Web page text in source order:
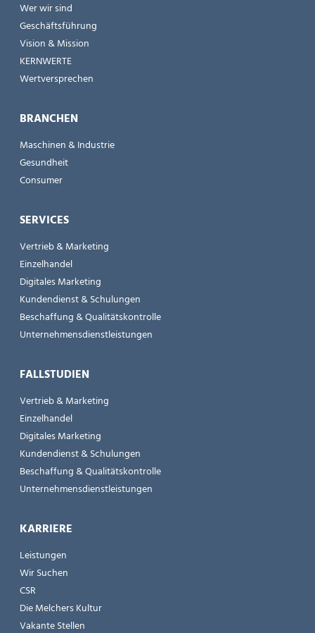
Wer wir sind
Geschäftsführung
Vision & Mission
KERNWERTE
Wertversprechen
BRANCHEN
Maschinen & Industrie
Gesundheit
Consumer
SERVICES
Vertrieb & Marketing
Einzelhandel
Digitales Marketing
Kundendienst & Schulungen
Beschaffung & Qualitätskontrolle
Unternehmensdienstleistungen
FALLSTUDIEN
Vertrieb & Marketing
Einzelhandel
Digitales Marketing
Kundendienst & Schulungen
Beschaffung & Qualitätskontrolle
Unternehmensdienstleistungen
KARRIERE
Leistungen
Wir Suchen
CSR
Die Melchers Kultur
Vakante Stellen